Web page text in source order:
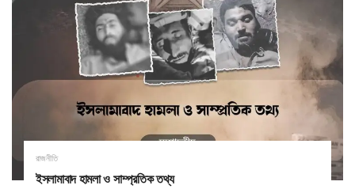
রাজনীতি
ইসলামাবাদ হামলা ও সাম্প্রতিক তথ্য ​